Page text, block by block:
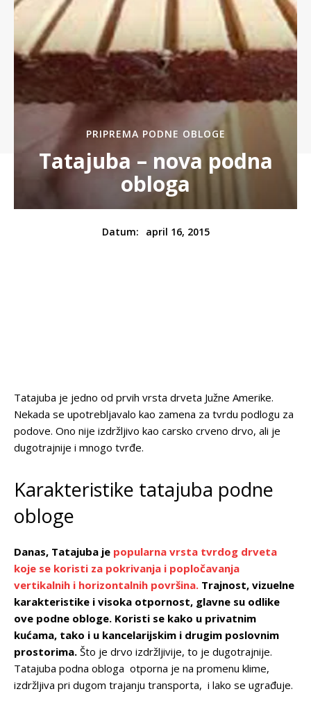
PRIPREMA PODNE OBLOGE
Tatajuba – nova podna
obloga
Datum: april 16, 2015
Tatajuba je jedno od prvih vrsta drveta Južne Amerike.
Nekada se upotrebljavalo kao zamena za tvrdu podlogu za
podove. Ono nije izdržljivo kao carsko crveno drvo, ali je
dugotrajnije i mnogo tvrđe.
Karakteristike tatajuba podne
obloge
Danas, Tatajuba je popularna vrsta tvrdog drveta
koje se koristi za pokrivanja i popločavanja
vertikalnih i horizontalnih površina. Trajnost, vizuelne
karakteristike i visoka otpornost, glavne su odlike
ove podne obloge. Koristi se kako u privatnim
kućama, tako i u kancelarijskim i drugim poslovnim
prostorima. Što je drvo izdržljivije, to je dugotrajnije.
Tatajuba podna obloga otporna je na promenu klime,
izdržljiva pri dugom trajanju transporta, i lako se ugrađuje.